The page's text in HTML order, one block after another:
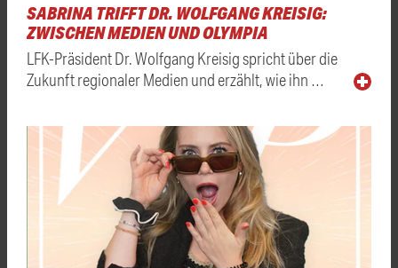
SABRINA TRIFFT DR. WOLFGANG KREISIG:
ZWISCHEN MEDIEN UND OLYMPIA
LFK-Präsident Dr. Wolfgang Kreisig spricht über die
Zukunft regionaler Medien und erzählt, wie ihn …